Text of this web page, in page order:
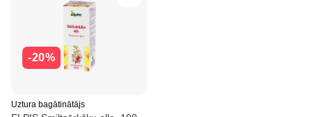
-20%
Uztura bagātinātājs